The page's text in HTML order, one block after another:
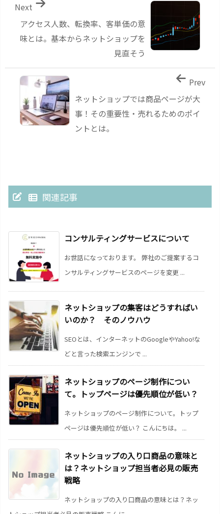
アクセス人数、転換率、客単価の意
味とは。基本からネットショップを
見直そう
Next
ネットショップでは商品ページが大
事！その重要性・売れるためのポイ
ントとは。
Prev
関連記事
コンサルティングサービスについて
お世話になっております。 弊社のご提案するコ
ンサルティングサービスのページを変更 ...
ネットショップの集客はどうすればい
いのか？ そのノウハウ
SEOとは、インターネットのGoogleやYahoo!な
どと言った検索エンジンで ...
ネットショップのページ制作につい
て。トップページは優先順位が低い？
ネットショップのページ制作について。トップ
ページは優先順位が低い？ こんにちは。 ...
ネットショップの入り口商品の意味と
は？ネットショップ担当者必見の販売
戦略
ネットショップの入り口商品の意味とは？ネッ